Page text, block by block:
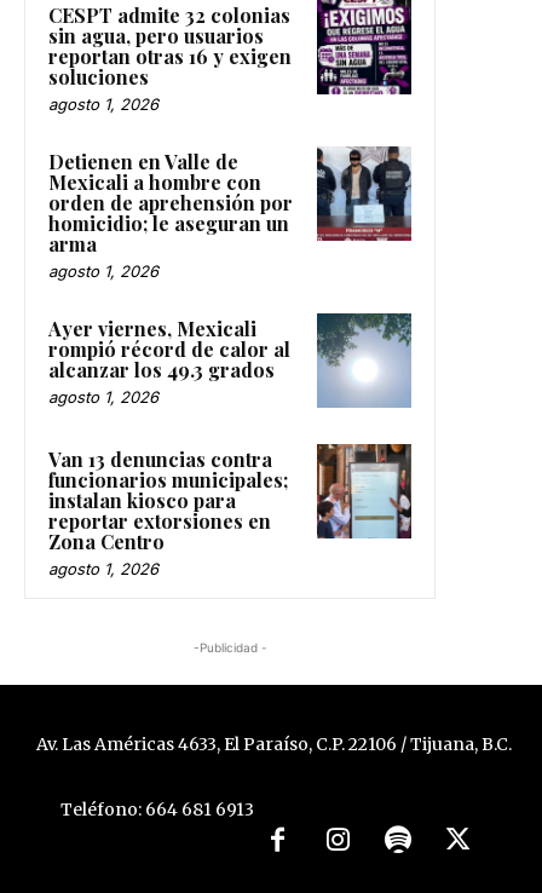
CESPT admite 32 colonias
sin agua, pero usuarios
reportan otras 16 y exigen
soluciones
agosto 1, 2026
Detienen en Valle de
Mexicali a hombre con
orden de aprehensión por
homicidio; le aseguran un
arma
agosto 1, 2026
Ayer viernes, Mexicali
rompió récord de calor al
alcanzar los 49.3 grados
agosto 1, 2026
Van 13 denuncias contra
funcionarios municipales;
instalan kiosco para
reportar extorsiones en
Zona Centro
agosto 1, 2026
-Publicidad -
Av. Las Américas 4633, El Paraíso, C.P. 22106 / Tijuana, B.C.
Teléfono: 664 681 6913